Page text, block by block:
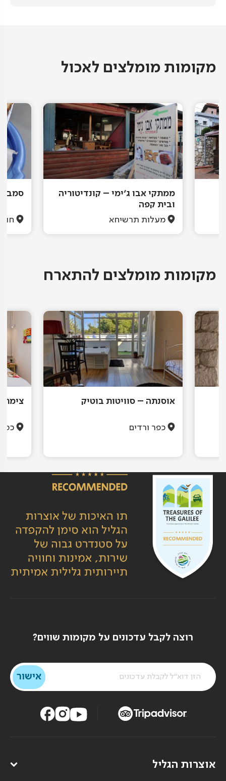
מקומות מומלצים לאכול
ממתקי אבו ג'ימי – קונדיטוריה
ובית קפה
מעלות תרשיחא
מקומות מומלצים להתארח
אוסנתה – סוויטות בוטיק
כפר ורדים
צימר
רוצה לקבל עדכונים על מקומות שווים?
אוצרות הגליל